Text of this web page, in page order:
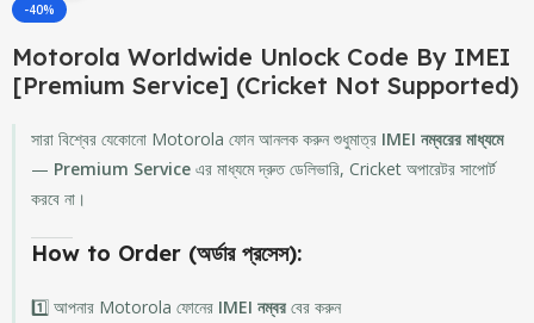
-40%
Motorola Worldwide Unlock Code By IMEI
[Premium Service] (Cricket Not Supported)
সারা বিশ্বের যেকোনো Motorola ফোন আনলক করুন শুধুমাত্র IMEI নম্বরের মাধ্যমে
— Premium Service এর মাধ্যমে দ্রুত ডেলিভারি, Cricket অপারেটর সাপোর্ট
করবে না।
How to Order (অর্ডার প্রসেস):
1️⃣ আপনার Motorola ফোনের IMEI নম্বর বের করুন